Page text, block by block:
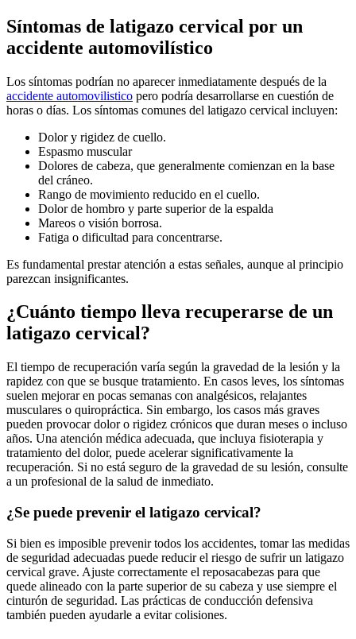
Síntomas de latigazo cervical por un
accidente automovilístico
Los síntomas podrían no aparecer inmediatamente después de la
accidente automovilistico pero podría desarrollarse en cuestión de
horas o días. Los síntomas comunes del latigazo cervical incluyen:
Dolor y rigidez de cuello.
Espasmo muscular
Dolores de cabeza, que generalmente comienzan en la base
del cráneo.
Rango de movimiento reducido en el cuello.
Dolor de hombro y parte superior de la espalda
Mareos o visión borrosa.
Fatiga o dificultad para concentrarse.
Es fundamental prestar atención a estas señales, aunque al principio
parezcan insignificantes.
¿Cuánto tiempo lleva recuperarse de un
latigazo cervical?
El tiempo de recuperación varía según la gravedad de la lesión y la
rapidez con que se busque tratamiento. En casos leves, los síntomas
suelen mejorar en pocas semanas con analgésicos, relajantes
musculares o quiropráctica. Sin embargo, los casos más graves
pueden provocar dolor o rigidez crónicos que duran meses o incluso
años. Una atención médica adecuada, que incluya fisioterapia y
tratamiento del dolor, puede acelerar significativamente la
recuperación. Si no está seguro de la gravedad de su lesión, consulte
a un profesional de la salud de inmediato.
¿Se puede prevenir el latigazo cervical?
Si bien es imposible prevenir todos los accidentes, tomar las medidas
de seguridad adecuadas puede reducir el riesgo de sufrir un latigazo
cervical grave. Ajuste correctamente el reposacabezas para que
quede alineado con la parte superior de su cabeza y use siempre el
cinturón de seguridad. Las prácticas de conducción defensiva
también pueden ayudarle a evitar colisiones.